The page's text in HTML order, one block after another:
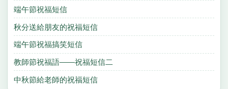
端午節祝福短信
秋分送給朋友的祝福短信
端午節祝福搞笑短信
教師節祝福語——祝福短信二
中秋節給老師的祝福短信